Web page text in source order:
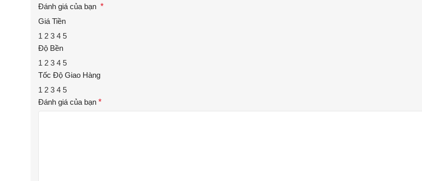
Đánh giá của bạn *
Giá Tiền
1 2 3 4 5
Độ Bền
1 2 3 4 5
Tốc Độ Giao Hàng
1 2 3 4 5
Đánh giá của bạn *